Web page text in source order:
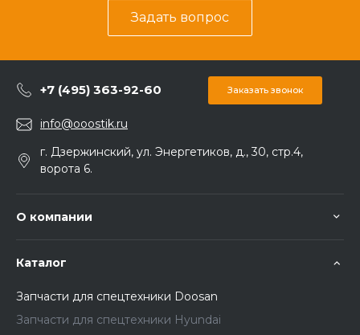
Задать вопрос
+7 (495) 363-92-60 Заказать звонок
info@ooostik.ru
г. Дзержинский, ул. Энергетиков, д., 30, стр.4,
ворота 6.
О компании
Каталог
Запчасти для спецтехники Doosan
Запчасти для спецтехники Hyundai